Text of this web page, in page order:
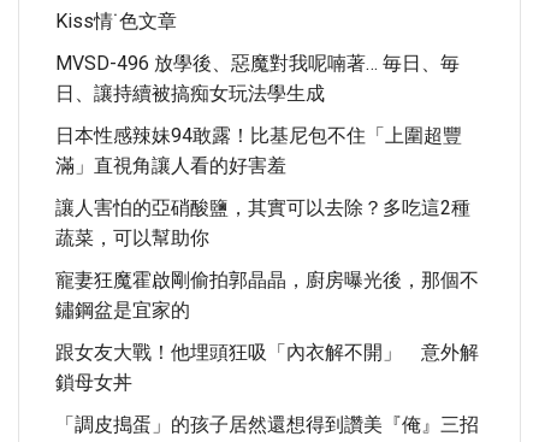
Kiss情˙色文章
MVSD-496 放學後、惡魔對我呢喃著… 毎日、毎
日、讓持續被搞痴女玩法學生成
日本性感辣妹94敢露！比基尼包不住「上圍超豐
滿」直視角讓人看的好害羞
讓人害怕的亞硝酸鹽，其實可以去除？多吃這2種
蔬菜，可以幫助你
寵妻狂魔霍啟剛偷拍郭晶晶，廚房曝光後，那個不
鏽鋼盆是宜家的
跟女友大戰！他埋頭狂吸「內衣解不開」 意外解
鎖母女丼
「調皮搗蛋」的孩子居然還想得到讚美『俺』三招